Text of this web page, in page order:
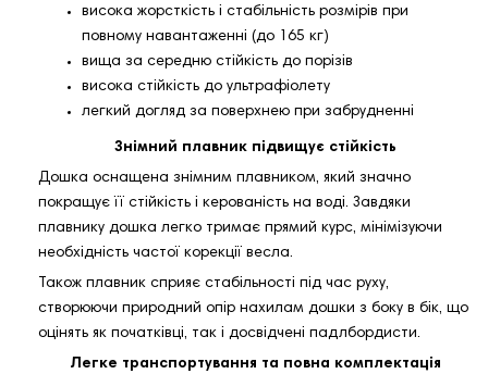
висока жорсткість і стабільність розмірів при
повному навантаженні (до 165 кг)
вища за середню стійкість до порізів
висока стійкість до ультрафіолету
легкий догляд за поверхнею при забрудненні
Знімний плавник підвищує стійкість
Дошка оснащена знімним плавником, який значно
покращує її стійкість і керованість на воді. Завдяки
плавнику дошка легко тримає прямий курс, мінімізуючи
необхідність частої корекції весла.
Також плавник сприяє стабільності під час руху,
створюючи природний опір нахилам дошки з боку в бік, що
оцінять як початківці, так і досвідчені падлбордисти.
Легке транспортування та повна комплектація